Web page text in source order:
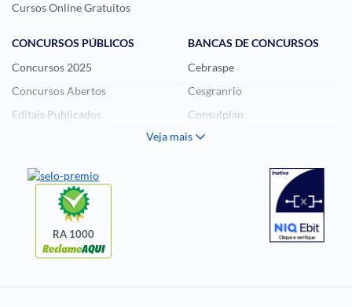
Cursos Online Gratuitos
CONCURSOS PÚBLICOS
Concursos 2025
Concursos Abertos
Editais Publicados
Questões de Concurso
BANCAS DE CONCURSOS
Cebraspe
Cesgranrio
Consulplan
FCC
CONCURSOS POR
EXAME DE ORDEM
Veja mais
RA 1000